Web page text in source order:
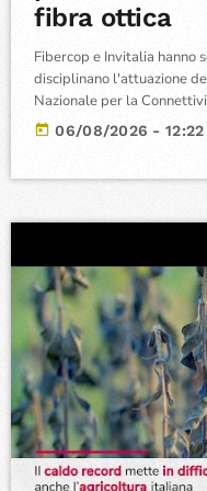
fibra ottica
Fibercop e Invitalia hanno
disciplinano l'attuazione
Nazionale per la
diffusione delle reti
consentirà la copertura di
fissata a giugno 2030,
today 06/08/2026 - 12:22